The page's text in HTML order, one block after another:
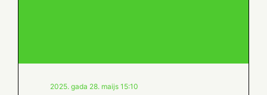
2025. gada 28. maijs 15:10